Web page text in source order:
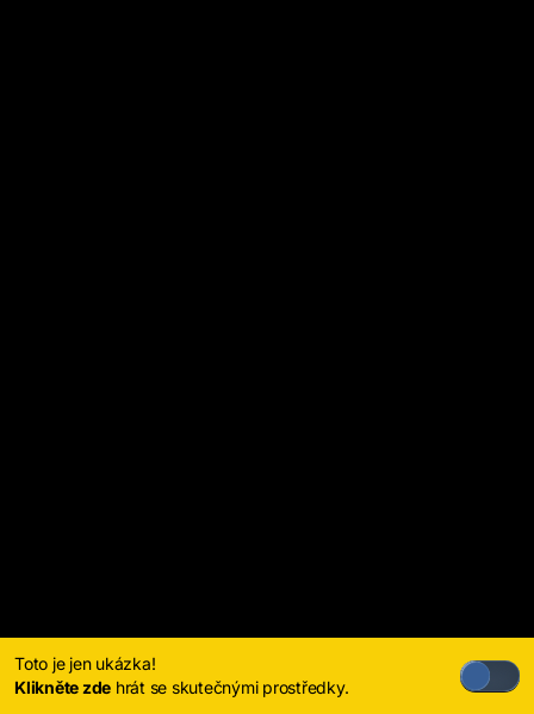
Toto je jen ukázka!
Klikněte zde hrát se skutečnými prostředky.